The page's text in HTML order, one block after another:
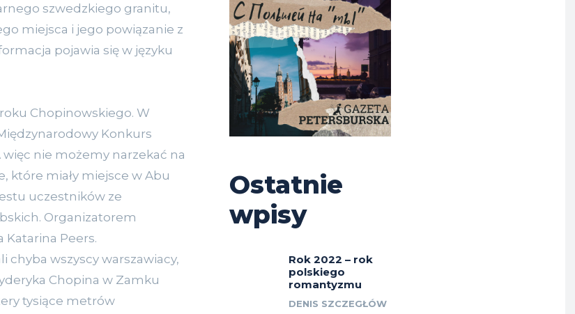
szwedzkiego granitu,
miejsca i jego powiązanie z
pojawia się w języku
Chopinowskiego. W
Konkurs
nie możemy narzekać na
które miały miejsce w Abu
uczestników ze
Organizatorem
Katarina Peers.
chyba wszyscy warszawiacy,
Chopina w Zamku
tysiące metrów
Ostatnie
wpisy
Rok 2022 – rok
polskiego
romantyzmu
DENIS SZCZEGŁÓW